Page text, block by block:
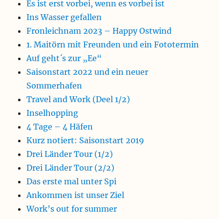
Es ist erst vorbei, wenn es vorbei ist
Ins Wasser gefallen
Fronleichnam 2023 – Happy Ostwind
1. Maitörn mit Freunden und ein Fototermin
Auf geht´s zur „Ee“
Saisonstart 2022 und ein neuer
Sommerhafen
Travel and Work (Deel 1/2)
Inselhopping
4 Tage – 4 Häfen
Kurz notiert: Saisonstart 2019
Drei Länder Tour (1/2)
Drei Länder Tour (2/2)
Das erste mal unter Spi
Ankommen ist unser Ziel
Work’s out for summer